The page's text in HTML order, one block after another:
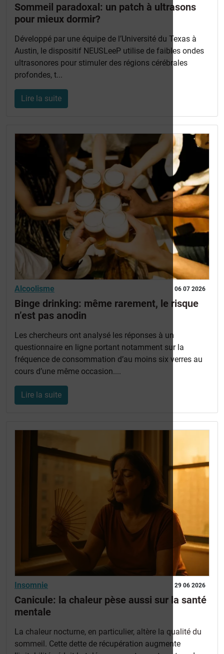
Sommeil paradoxal: un patch à ultrasons
pour mieux dormir?
Développé par une équipe de l’Université du Texas à
Austin, le dispositif NEUSLeeP utilise de faibles ondes
ultrasonores pour stimuler des régions cérébrales
profondes, t...
Lire la suite
06 07 2026
Alcoolisme
Binge drinking: même rarement, le risque
n’est pas anodin
Les chercheurs ont analysé les réponses à un
questionnaire en ligne portant notamment sur la
fréquence de consommation d’au moins six verres au
cours d’une même occasion....
Lire la suite
29 06 2026
Insomnie
Canicule: la chaleur pèse aussi sur la santé
mentale
La chaleur nocturne, en particulier, altère la qualité du
sommeil. Cette dette de récupération augmente